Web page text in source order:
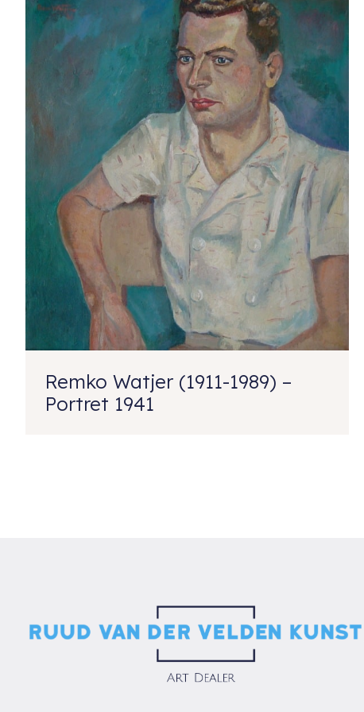
Remko Watjer (1911-1989) –
Portret 1941